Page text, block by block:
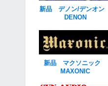
新品 デノン/デンオン
DENON
新品 マクソニック
MAXONIC